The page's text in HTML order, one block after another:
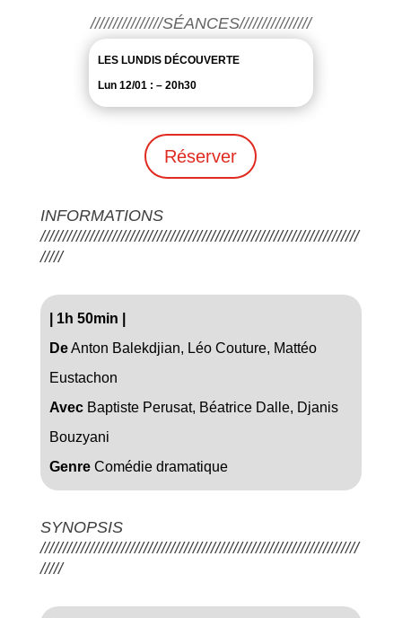
////////////////SÉANCES////////////////
LES LUNDIS DÉCOUVERTE
Lun 12/01 : – 20h30
Réserver
INFORMATIONS
///////////////////////////////////////////////////////////////////////
/////
1h 50min
DeAnton Balekdjian, Léo Couture, Mattéo
Eustachon
AvecBaptiste Perusat, Béatrice Dalle, Djanis
Bouzyani
GenreComédie dramatique
SYNOPSIS
///////////////////////////////////////////////////////////////////////
/////